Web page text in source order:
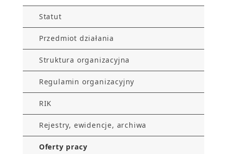
Statut
Przedmiot działania
Struktura organizacyjna
Regulamin organizacyjny
RIK
Rejestry, ewidencje, archiwa
Oferty pracy